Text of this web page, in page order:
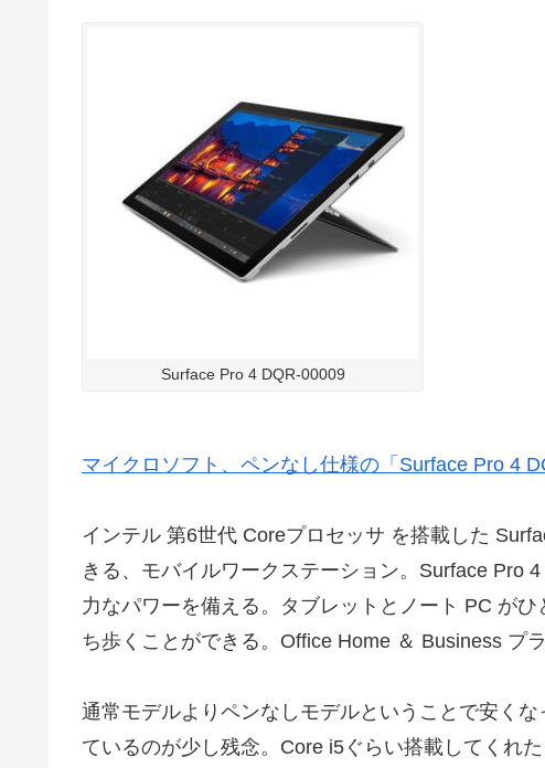
Surface Pro 4 DQR-00009
マイクロソフト、ペンなし仕様の「Surface Pro 4
インテル 第6世代 Coreプロセッサ を搭載した
きる、モバイルワークステーション。Surface Pro
力なパワーを備える。タブレットとノート PC が
ち歩くことができる。Office Home ＆ Business プ
通常モデルよりペンなしモデルということで安く
ているのが少し残念。Core i5ぐらい搭載してくれた